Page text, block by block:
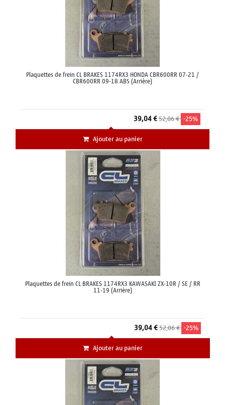
Plaquettes de frein CL BRAKES 1174RX3 HONDA CBR600RR 07-21 /
CBR600RR 09-18 ABS (Arrière)
39,04 €52,06 € -25%
Ajouter au panier
Plaquettes de frein CL BRAKES 1174RX3 KAWASAKI ZX-10R / SE / RR
11-19 (Arrière)
39,04 €52,06 € -25%
Ajouter au panier